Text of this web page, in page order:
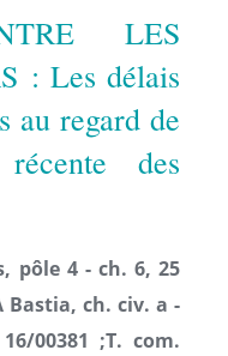
LES
: Les délais
au regard de
des
pôle 4 - ch. 6, 25
Bastia, ch. civ. a -
00381 ;T. com.